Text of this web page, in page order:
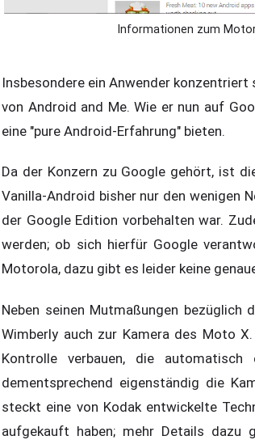
Informationen zum
Insbesondere ein Anwender
von Android and Me. Wie er nun auf
eine "pure Android-Erfahrung" bieten.
Da der Konzern zu Google gehört, ist
Vanilla-Android bisher nur den wenigen
der Google Edition vorbehalten war.
werden; ob sich hierfür Google
Motorola, dazu gibt es leider keine
Neben seinen Mutmaßungen
Wimberly auch zur Kamera des Moto
Kontrolle verbauen, die
dementsprechend eigenständig die
steckt eine von Kodak entwickelte
aufgekauft haben; mehr Details dazu